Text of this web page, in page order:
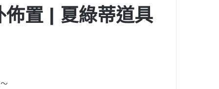
置 | 夏綠蒂道具